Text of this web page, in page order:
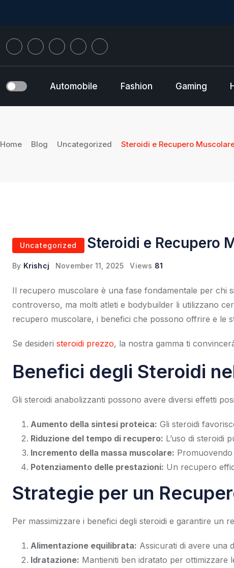
Automobile Fashion Gaming
Home Blog Uncategorized Steroidi e Recupero
Uncategorized Steroidi e Recupero
By Krishcj November 11, 2025 Views 81
Il recupero muscolare è una fase fondamentale per chi
controverso, ma molti atleti e bodybuilder li utilizzano
recupero muscolare, i benefici che possono offrire e le
Se desideri steroidi prezzo, la nostra gamma ti
Benefici degli Steroidi
Gli steroidi anabolizzanti possono avere diversi effetti
Aumento della sintesi proteica: Gli steroidi
Riduzione del tempo di recupero: L’uso di steroidi
Incremento della massa muscolare:
Potenziamento delle prestazioni: Un recupero
Strategie per un
Per massimizzare i benefici degli steroidi e garantire un
Alimentazione equilibrata: Assicurati di avere una
Idratazione: Mantieniti ben idratato per